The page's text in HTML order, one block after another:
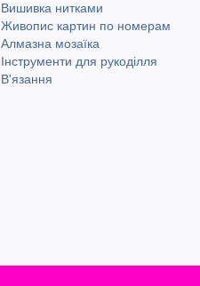
Вишивка нитками
Живопис картин по номерам
Алмазна мозаїка
Інструменти для рукоділля
В'язання